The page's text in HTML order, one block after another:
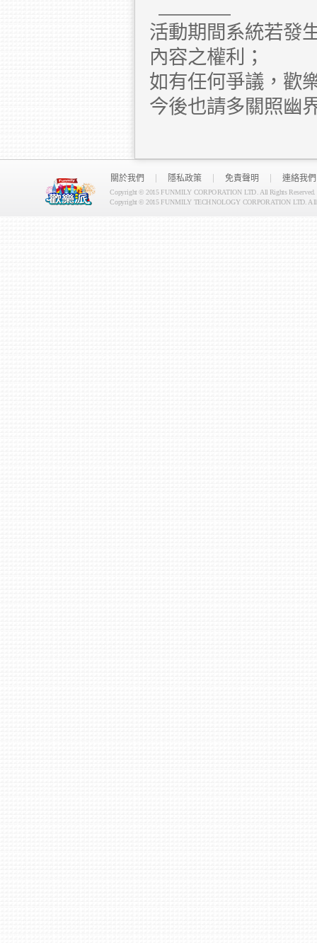
活動期間系統若發
內容之權利；
如有任何爭議，歡
今後也請多關照幽
關於我們 隱私政策 免責聲明 連絡我們
Copyright © 2015 FUNMILY CORPORATION LTD. All Rights Reserved.
Copyright © 2015 FUNMILY TECHNOLOGY CORPORATION LTD. All